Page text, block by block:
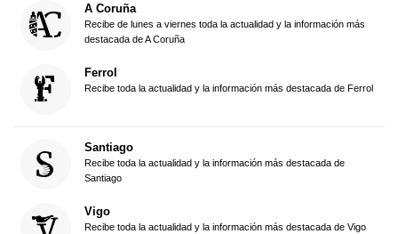
A Coruña
Recibe de lunes a viernes toda la actualidad y la información más
destacada de A Coruña
Ferrol
Recibe toda la actualidad y la información más destacada de Ferrol
Santiago
Recibe toda la actualidad y la información más destacada de
Santiago
Vigo
Recibe toda la actualidad y la información más destacada de Vigo